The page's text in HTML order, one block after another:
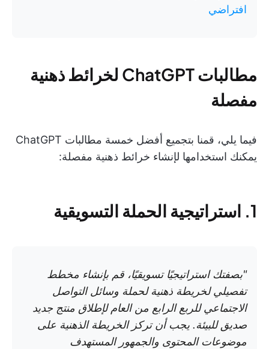
افتراضي
مطالبات ChatGPT لخرائط ذهنية
مفصلة
فيما يلي، قمنا بتجميع أفضل خمسة مطالبات ChatGPT
يمكنك استخدامها لإنشاء خرائط ذهنية مفصلة:
1. استراتيجية الحملة التسويقية
"بصفتك استراتيجيًا تسويقيًا، قم بإنشاء مخطط
تفصيلي لخريطة ذهنية لحملة وسائل التواصل
الاجتماعي للربع الرابع من العام لإطلاق منتج جديد
صديق للبيئة. يجب أن تركز الخريطة الذهنية على
موضوعات المحتوى والجمهور المستهدف